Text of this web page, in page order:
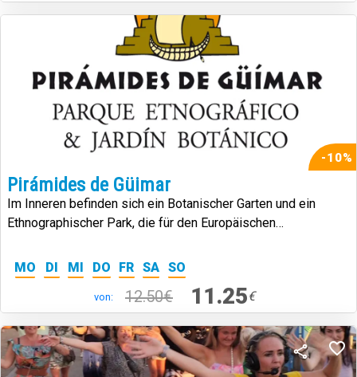
-10%
Pirámides de Güimar
Im Inneren befinden sich ein Botanischer Garten und ein
Ethnographischer Park, die für den Europäischen
MO
DI MI DO FR SA SO
von: 12.50€ 11.25€